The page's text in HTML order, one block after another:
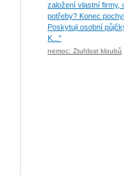
založení vlastní firmy,
potřeby? Konec
Poskytuji osobní
K..."
nemoc: Ztuhlost kloubů